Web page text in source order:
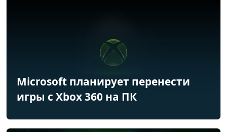
Microsoft планирует перенести
игры с Xbox 360 на ПК